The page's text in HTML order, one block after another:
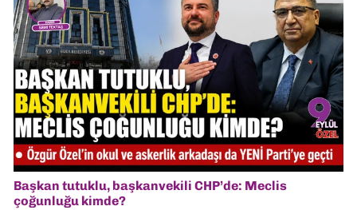
Başkan tutuklu, başkanvekili CHP’de: Meclis
çoğunluğu kimde?